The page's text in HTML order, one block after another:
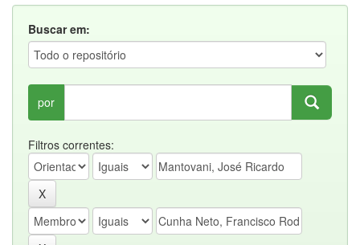
Buscar em:
por
Filtros correntes: